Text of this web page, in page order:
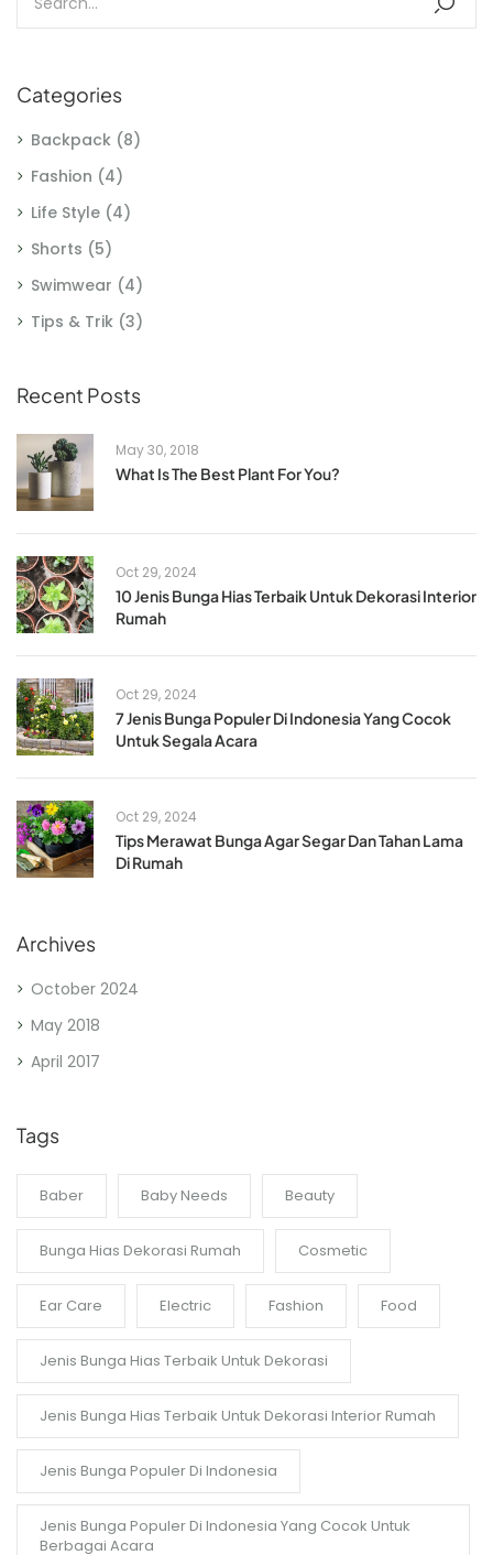
Categories
Backpack (8)
Fashion (4)
Life Style (4)
Shorts (5)
Swimwear (4)
Tips & Trik (3)
Recent Posts
May 30, 2018
What Is The Best Plant For You?
Oct 29, 2024
10 Jenis Bunga Hias Terbaik Untuk Dekorasi Interior
Rumah
Oct 29, 2024
7 Jenis Bunga Populer Di Indonesia Yang Cocok
Untuk Segala Acara
Oct 29, 2024
Tips Merawat Bunga Agar Segar Dan Tahan Lama
Di Rumah
Archives
October 2024
May 2018
April 2017
Tags
Baber Baby Needs Beauty
Bunga Hias Dekorasi Rumah Cosmetic
Ear Care Electric Fashion Food
Jenis Bunga Hias Terbaik Untuk Dekorasi
Jenis Bunga Hias Terbaik Untuk Dekorasi Interior Rumah
Jenis Bunga Populer Di Indonesia
Jenis Bunga Populer Di Indonesia Yang Cocok Untuk
Berbagai Acara